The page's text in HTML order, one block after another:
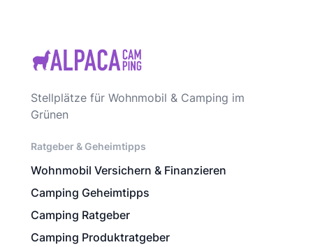
Stellplätze für Wohnmobil & Camping im
Grünen
Ratgeber & Geheimtipps
Wohnmobil Versichern & Finanzieren
Camping Geheimtipps
Camping Ratgeber
Camping Produktratgeber